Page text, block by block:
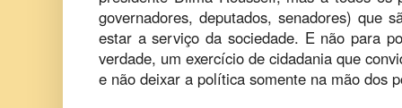
governadores, deputados, senadores) que
estar a serviço da sociedade. E não para
verdade, um exercício de cidadania que
e não deixar a política somente na mão dos